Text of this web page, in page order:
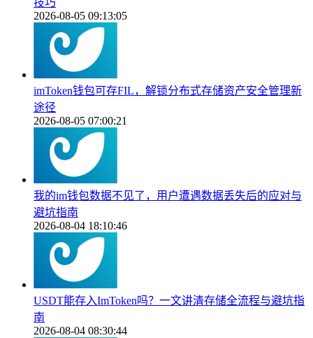
技巧
2026-08-05 09:13:05
imToken钱包可存FIL，解锁分布式存储资产安全管理新
途径
2026-08-05 07:00:21
我的im钱包数据不见了，用户遭遇数据丢失后的应对与
避坑指南
2026-08-04 18:10:46
USDT能存入ImToken吗？一文讲清存储全流程与避坑指
南
2026-08-04 08:30:44